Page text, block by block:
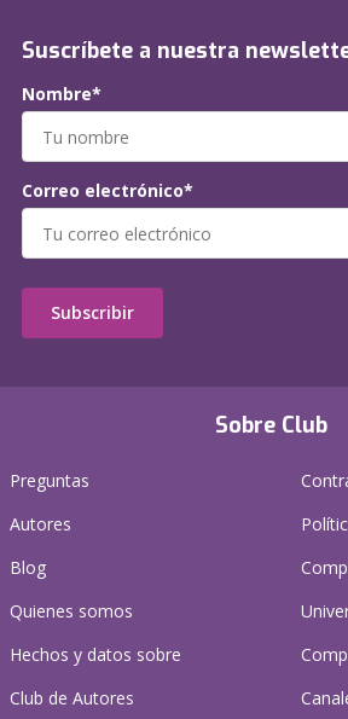
Sobre Club
Preguntas
Autores
Blog
Quienes somos
Hechos y datos sobre
Club de Autores
Suscríbete a nuestra
Nombre*
Correo electrónico*
Subscribir